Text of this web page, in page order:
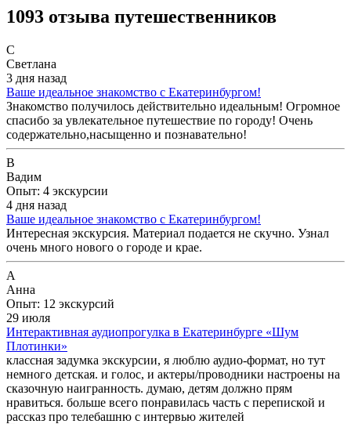
1093 отзыва путешественников
С
Светлана
3 дня назад
Ваше идеальное знакомство с Екатеринбургом!
Знакомство получилось действительно идеальным! Огромное
спасибо за увлекательное путешествие по городу! Очень
содержательно,насыщенно и познавательно!
В
Вадим
Опыт: 4 экскурсии
4 дня назад
Ваше идеальное знакомство с Екатеринбургом!
Интересная экскурсия. Материал подается не скучно. Узнал
очень много нового о городе и крае.
А
Анна
Опыт: 12 экскурсий
29 июля
Интерактивная аудиопрогулка в Екатеринбурге «Шум
Плотинки»
классная задумка экскурсии, я люблю аудио-формат, но тут
немного детская. и голос, и актеры/проводники настроены на
сказочную наигранность. думаю, детям должно прям
нравиться. больше всего понравилась часть с перепиской и
рассказ про телебашню с интервью жителей